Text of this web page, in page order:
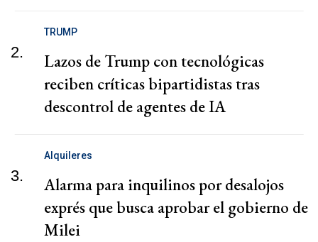
2.
TRUMP
Lazos de Trump con tecnológicas
reciben críticas bipartidistas tras
descontrol de agentes de IA
3.
Alquileres
Alarma para inquilinos por desalojos
exprés que busca aprobar el gobierno de
Milei